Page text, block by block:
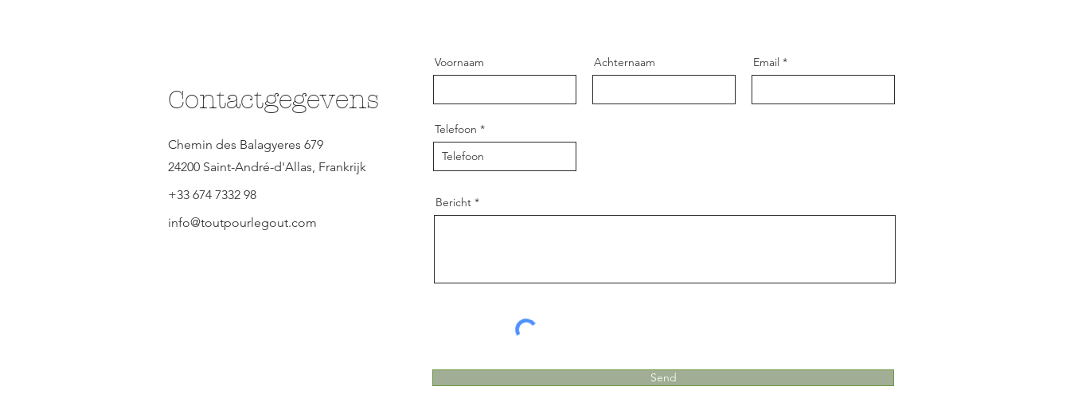
Contactgegevens
Chemin des Balagyeres 679
24200 Saint-André-d'Allas, Frankrijk
+33 674 7332 98
info@toutpourlegout.com
Voornaam Achternaam Email
Telefoon
Bericht
Send